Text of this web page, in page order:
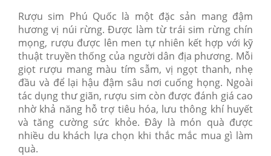
Rượu sim Phú Quốc là một đặc sản mang đậm
hương vị núi rừng. Được làm từ trái sim rừng chín
mọng, rượu được lên men tự nhiên kết hợp với kỹ
thuật truyền thống của người dân địa phương. Mỗi
giọt rượu mang màu tím sẫm, vị ngọt thanh, nhẹ
đầu và để lại hậu đậm sâu nơi cuống họng. Ngoài
tác dụng thư giãn, rượu sim còn được đánh giá cao
nhờ khả năng hỗ trợ tiêu hóa, lưu thông khí huyết
và tăng cường sức khỏe. Đây là món quà được
nhiều du khách lựa chọn khi thắc mắc mua gì làm
quà.